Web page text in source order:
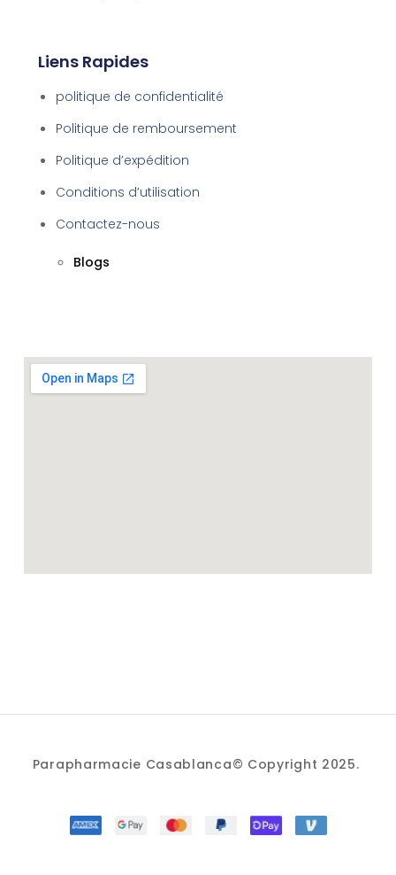
Liens Rapides
politique de confidentialité
Politique de remboursement
Politique d’expédition
Conditions d’utilisation
Contactez-nous
Blogs
Parapharmacie Casablanca© Copyright 2025.